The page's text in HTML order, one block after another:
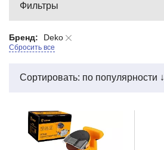
Фильтры
Бренд: Deko
Сбросить все
Сортировать: по популярности ↓